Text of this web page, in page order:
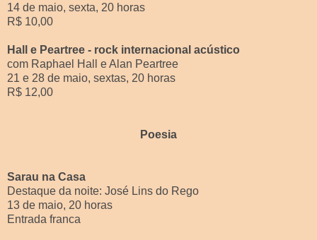
14 de maio, sexta, 20 horas
R$ 10,00
Hall e Peartree - rock internacional acústico
com Raphael Hall e Alan Peartree
21 e 28 de maio, sextas, 20 horas
R$ 12,00
Poesia
Sarau na Casa
Destaque da noite: José Lins do Rego
13 de maio, 20 horas
Entrada franca